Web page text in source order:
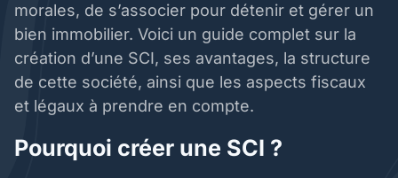
morales, de s’associer pour détenir et gérer un
bien immobilier. Voici un guide complet sur la
création d’une SCI, ses avantages, la structure
de cette société, ainsi que les aspects fiscaux
et légaux à prendre en compte.
Pourquoi créer une SCI ?